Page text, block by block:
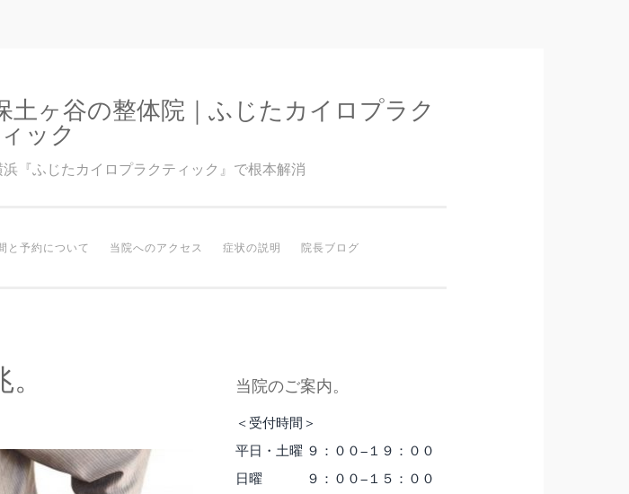
ヶ谷の整体院｜ふじたカイロプラク
ック
『ふじたカイロプラクティック』で根本解消
と予約について 当院へのアクセス 症状の説明 院長ブログ
当院のご案内。
＜受付時間＞
平日・土曜 ９：００−１９：００
日曜 ９：００−１５：００